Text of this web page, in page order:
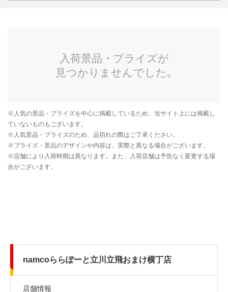
namcoららぽーと立川立飛おまけ横丁店
店舗情報